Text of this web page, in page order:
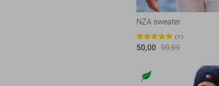
NZA sweater
1
50,00 99,99